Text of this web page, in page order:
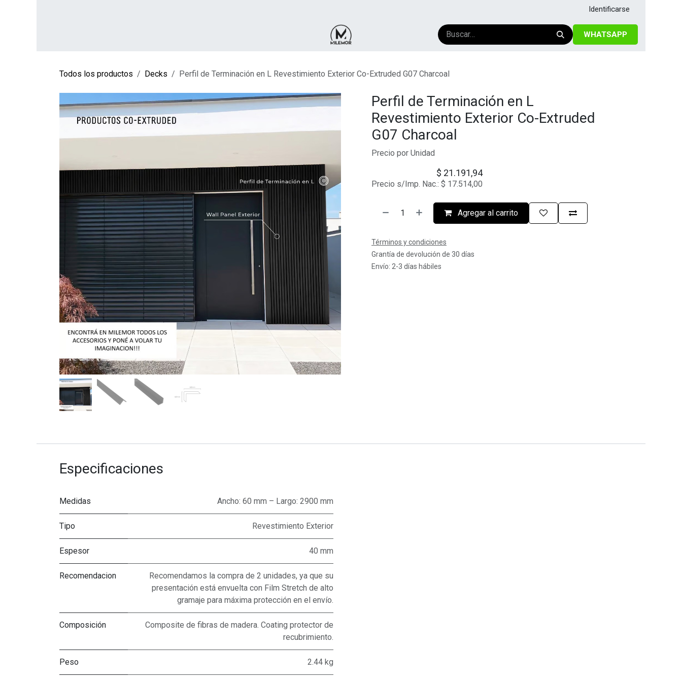
Identificarse
WHATSAPP
Todos los productos Decks Perfil de Terminación en L Revestimiento Exterior Co-Extruded G07 Charcoal
Perfil de Terminación en L
Revestimiento Exterior Co-Extruded
G07 Charcoal
Precio por Unidad
$ 21.191,94
Precio s/Imp. Nac.: $ 17.514,00
Agregar al carrito
Términos y condiciones
Grantía de devolución de 30 días
Envío: 2-3 días hábiles
Especificaciones
Medidas Ancho: 60 mm – Largo: 2900 mm
Tipo Revestimiento Exterior
Espesor 40 mm
Recomendacion
Recomendamos la compra de 2 unidades, ya que su
presentación está envuelta con Film Stretch de alto
gramaje para máxima protección en el envío.
Composición
Composite de fibras de madera. Coating protector de
recubrimiento.
Peso 2.44 kg